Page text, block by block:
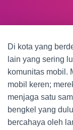
Di kota yang
lain yang sering
komunitas mobil.
mobil keren;
menjaga satu
bengkel yang
bercahaya oleh